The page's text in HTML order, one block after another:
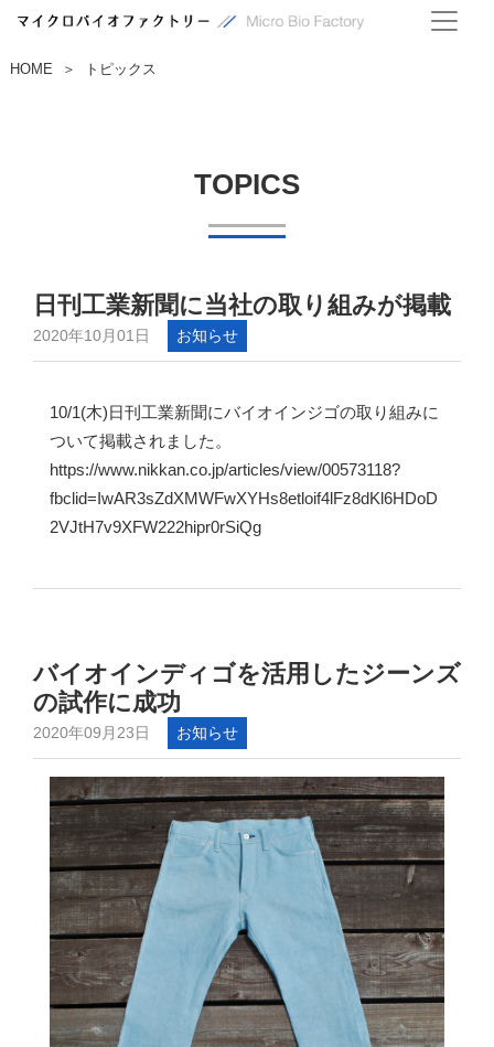
HOME ＞ トピックス
TOPICS
日刊工業新聞に当社の取り組みが掲載
2020年10月01日 お知らせ
10/1(木)日刊工業新聞にバイオインジゴの取り組みに
ついて掲載されました。
https://www.nikkan.co.jp/articles/view/00573118?
fbclid=IwAR3sZdXMWFwXYHs8etloif4lFz8dKl6HDoD
2VJtH7v9XFW222hipr0rSiQg
バイオインディゴを活用したジーンズ
の試作に成功
2020年09月23日 お知らせ